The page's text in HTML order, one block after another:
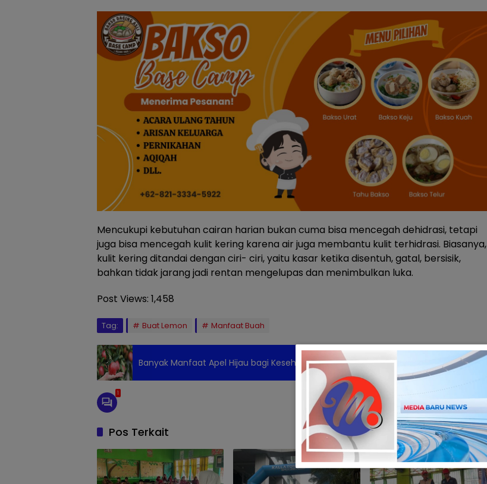
Mencukupi kebutuhan cairan harian bukan cuma bisa mencegah dehidrasi, tetapi
juga bisa mencegah kulit kering karena air juga membantu kulit terhidrasi. Biasanya,
kulit kering ditandai dengan ciri- ciri, yaitu kasar ketika disentuh, gatal, bersisik,
bahkan tidak jarang jadi rentan mengelupas dan menimbulkan luka.
Post Views: 1,458
Tag: Buat Lemon Manfaat Buah
Banyak Manfaat Apel Hijau bagi Kesehatan yang perlu Anda ketahui
1
Pos Terkait